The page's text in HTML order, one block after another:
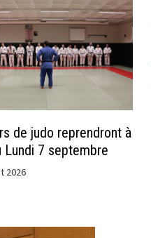
de judo reprendront à
Lundi 7 septembre
2026